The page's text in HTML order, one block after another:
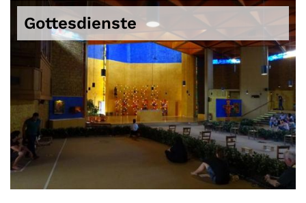
Gottesdienste
© Stefan Becker